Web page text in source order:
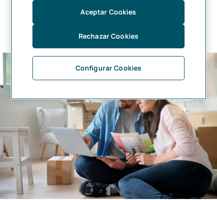
Préstamos para tu casa
Configurar Cookies
Rechazar Cookies
Aceptar Cookies